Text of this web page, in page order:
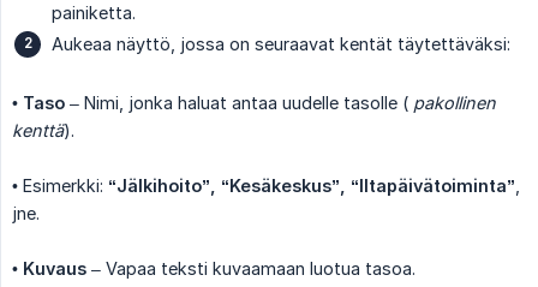
painiketta.
Aukeaa näyttö, jossa on seuraavat kentät täytettäväksi:
• Taso – Nimi, jonka haluat antaa uudelle tasolle ( pakollinen
kenttä).
• Esimerkki: “Jälkihoito”, “Kesäkeskus”, “Iltapäivätoiminta”
jne.
• Kuvaus – Vapaa teksti kuvaamaan luotua tasoa.